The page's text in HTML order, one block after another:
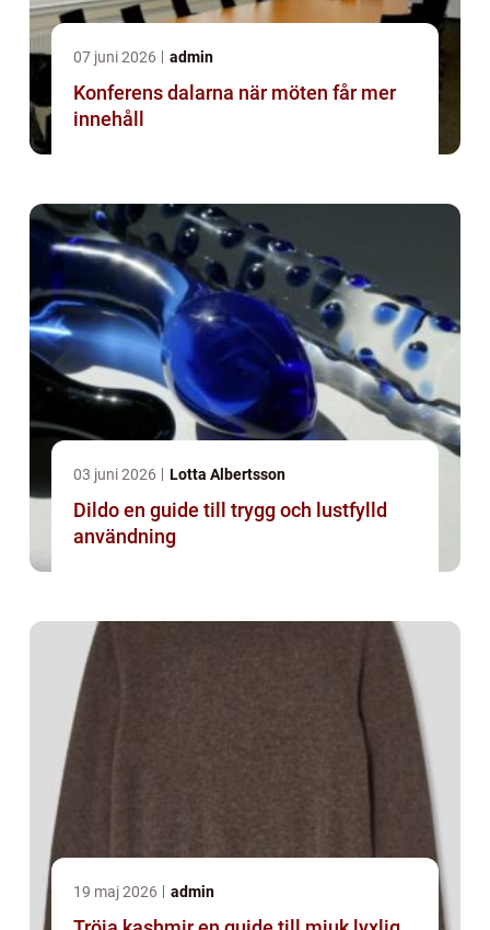
07 juni 2026 admin
Konferens dalarna när möten får mer
innehåll
03 juni 2026 Lotta Albertsson
Dildo en guide till trygg och lustfylld
användning
19 maj 2026 admin